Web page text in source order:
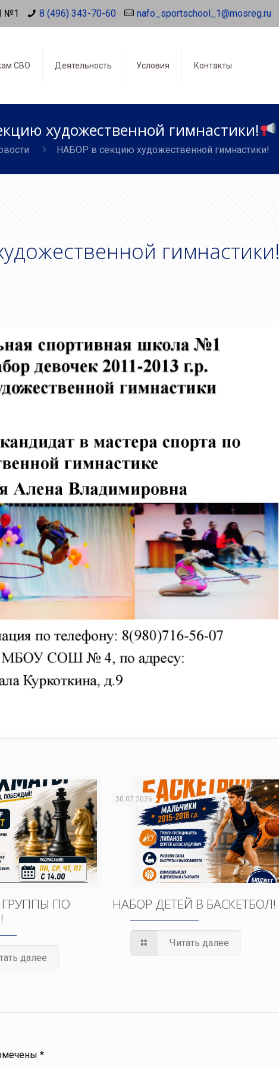
№1 8 (496) 343-70-60 nafo_sportschool_1@mosreg.ru
СВО Деятельность Условия Контакты
художественной гимнастики!
НАБОР в секцию художественной гимнастики!
гимнастики!
ПО
далее
30.07.2026
НАБОР ДЕТЕЙ В БАСКЕТБОЛ!
Читать далее
*